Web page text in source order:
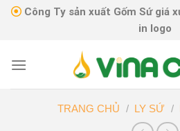
Skip Công Ty sản xuất Gốm Sứ giá
in logo
TRANG CHỦ / LY SỨ /